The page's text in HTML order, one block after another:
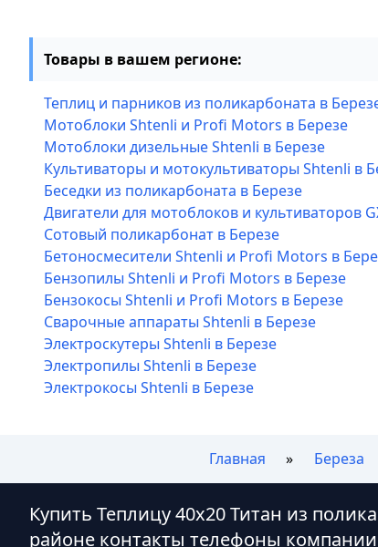
Товары в вашем регионе:
Теплиц и парников из поликарбоната в
Мотоблоки Shtenli и Profi Motors в Березе
Мотоблоки дизельные Shtenli в Березе
Культиваторы и мотокультиваторы Shtenli в
Беседки из поликарбоната в Березе
Двигатели для мотоблоков и культиваторов
Сотовый поликарбонат в Березе
Бетоносмесители Shtenli и Profi Motors в
Бензопилы Shtenli и Profi Motors в Березе
Бензокосы Shtenli и Profi Motors в Березе
Сварочные аппараты Shtenli в Березе
Электроскутеры Shtenli в Березе
Электропилы Shtenli в Березе
Электрокосы Shtenli в Березе
Главная Береза
Купить Теплицу 40х20 Титан из
районе контакты телефоны